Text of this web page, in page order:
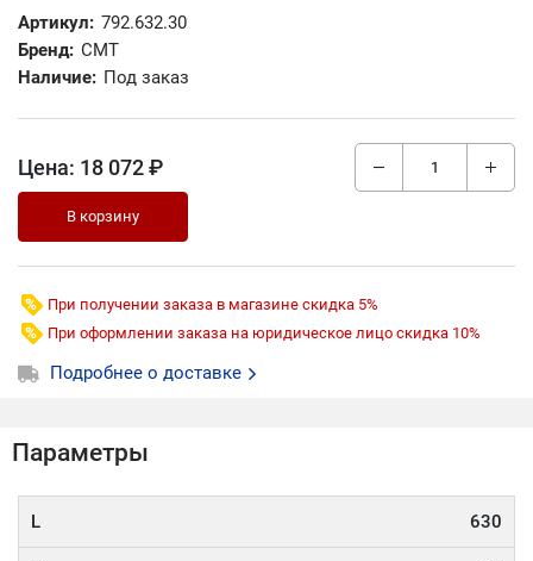
Артикул: 792.632.30
Бренд: CMT
Наличие: Под заказ
Цена: 18 072 ₽
В корзину
При получении заказа в магазине скидка 5%
При оформлении заказа на юридическое лицо скидка 10%
Подробнее о доставке
Параметры
L 630